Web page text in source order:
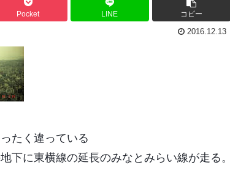
Pocket LINE コピー
2016.12.13
たく違っている
に東横線の延長のみなとみらい線が走る。